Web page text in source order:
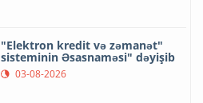
"Elektron kredit və zəmanət"
sisteminin Əsasnaməsi" dəyişib
03-08-2026